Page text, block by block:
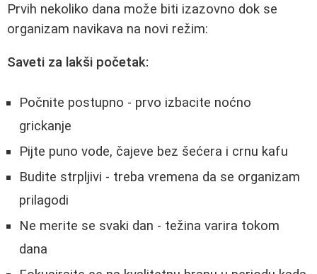
Prvih nekoliko dana može biti izazovno dok se
organizam navikava na novi režim:
Saveti za lakši početak:
Počnite postupno - prvo izbacite noćno
grickanje
Pijte puno vode, čajeve bez šećera i crnu kafu
Budite strpljivi - treba vremena da se organizam
prilagodi
Ne merite se svaki dan - težina varira tokom
dana